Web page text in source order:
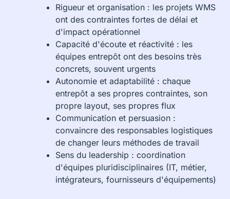
Rigueur et organisation : les projets WMS
ont des contraintes fortes de délai et
d'impact opérationnel
Capacité d'écoute et réactivité : les
équipes entrepôt ont des besoins très
concrets, souvent urgents
Autonomie et adaptabilité : chaque
entrepôt a ses propres contraintes, son
propre layout, ses propres flux
Communication et persuasion :
convaincre des responsables logistiques
de changer leurs méthodes de travail
Sens du leadership : coordination
d'équipes pluridisciplinaires (IT, métier,
intégrateurs, fournisseurs d'équipements)